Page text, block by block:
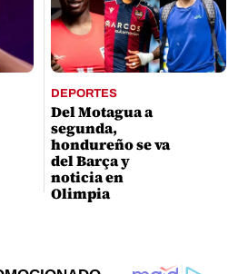
DEPORTES
Del Motagua a
segunda,
hondureño se va
del Barça y
noticia en
Olimpia